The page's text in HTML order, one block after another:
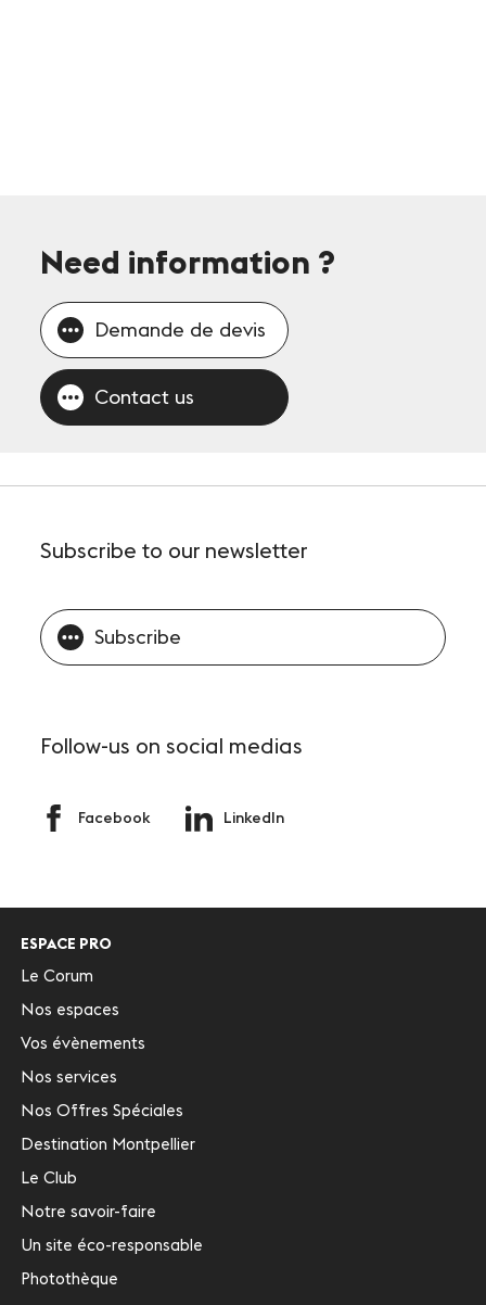
Need information ?
Demande de devis
Contact us
Subscribe to our newsletter
Subscribe
Follow-us on social medias
Facebook LinkedIn
ESPACE PRO
Le Corum
Nos espaces
Vos évènements
Nos services
Nos Offres Spéciales
Destination Montpellier
Le Club
Notre savoir-faire
Un site éco-responsable
Photothèque